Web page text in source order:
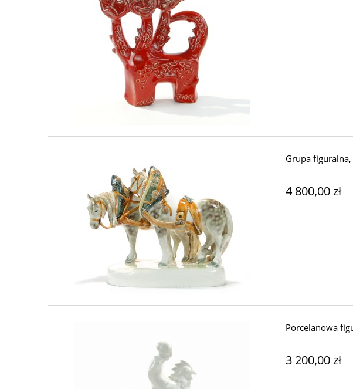
Grupa
4 800,00 zł
Porcelanowa
3 200,00 zł